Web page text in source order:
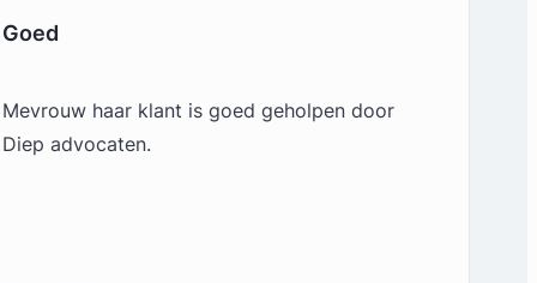
Goed
Mevrouw haar klant is goed geholpen door
Diep advocaten.